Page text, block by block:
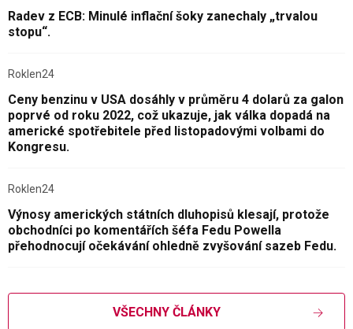
Radev z ECB: Minulé inflační šoky zanechaly „trvalou
stopu“.
Roklen24
Ceny benzinu v USA dosáhly v průměru 4 dolarů za galon
poprvé od roku 2022, což ukazuje, jak válka dopadá na
americké spotřebitele před listopadovými volbami do
Kongresu.
Roklen24
Výnosy amerických státních dluhopisů klesají, protože
obchodníci po komentářích šéfa Fedu Powella
přehodnocují očekávání ohledně zvyšování sazeb Fedu.
VŠECHNY ČLÁNKY